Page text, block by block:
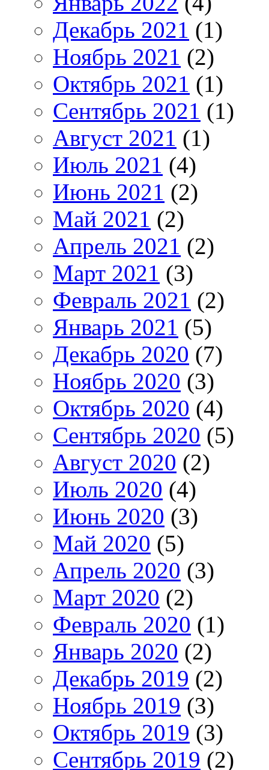
Декабрь 2021 (1)
Ноябрь 2021 (2)
Октябрь 2021 (1)
Сентябрь 2021 (1)
Август 2021 (1)
Июль 2021 (4)
Июнь 2021 (2)
Май 2021 (2)
Апрель 2021 (2)
Март 2021 (3)
Февраль 2021 (2)
Январь 2021 (5)
Декабрь 2020 (7)
Ноябрь 2020 (3)
Октябрь 2020 (4)
Сентябрь 2020 (5)
Август 2020 (2)
Июль 2020 (4)
Июнь 2020 (3)
Май 2020 (5)
Апрель 2020 (3)
Март 2020 (2)
Февраль 2020 (1)
Январь 2020 (2)
Декабрь 2019 (2)
Ноябрь 2019 (3)
Октябрь 2019 (3)
Сентябрь 2019 (2)